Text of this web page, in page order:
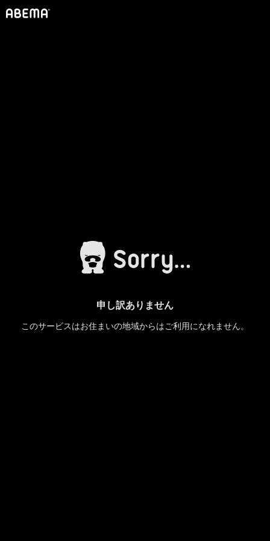
申し訳ありません
このサービスはお住まいの地域からはご利用になれません。